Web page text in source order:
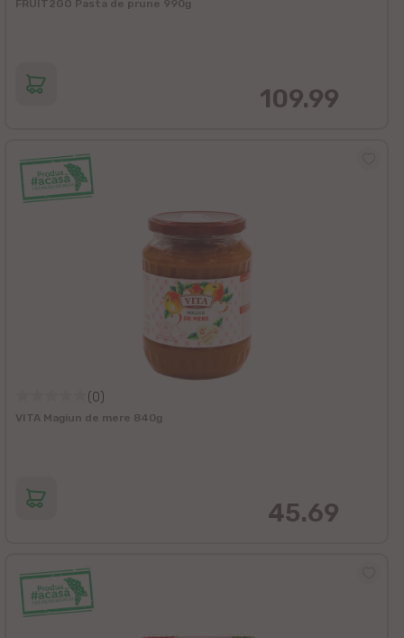
FRUIT2GO Pasta de prune 990g
109.99
(0)
VITA Magiun de mere 840g
45.69